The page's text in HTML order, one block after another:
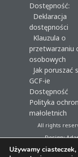
Dostępność:
Deklaracja
dostępności
Klauzula o
przetwarzaniu
osobowych
Jak poruszać
GCF-ie
Dostępność
Polityka
małoletnich
All rights
Design:
Używamy